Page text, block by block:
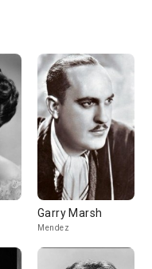
Garry Marsh
Mendez